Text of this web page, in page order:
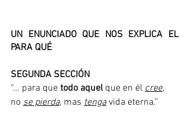
UN ENUNCIADO QUE NOS EXPLICA EL
PARA QUÉ
SEGUNDA SECCIÓN
“… para que todo aquel que en él cree,
no se pierda, mas tenga vida eterna.”